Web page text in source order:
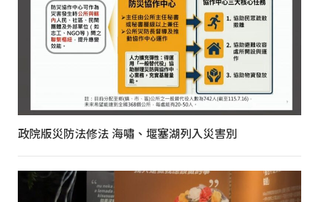
政院版災防法修法 海嘯、堰塞湖列入災害別